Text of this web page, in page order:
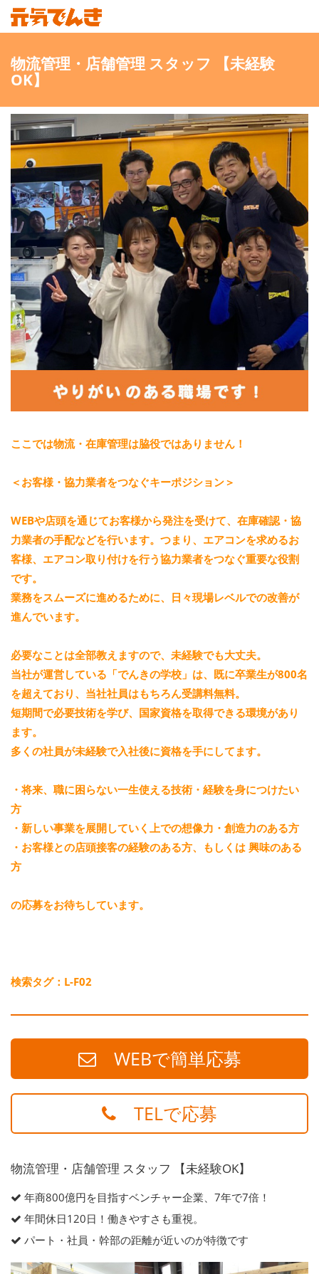
物流管理・店舗管理 スタッフ 【未経験
OK】
ここでは物流・在庫管理は脇役ではありません！
＜お客様・協力業者をつなぐキーポジション＞
WEBや店頭を通じてお客様から発注を受けて、在庫確認・協
力業者の手配などを行います。つまり、エアコンを求めるお
客様、エアコン取り付けを行う協力業者をつなぐ重要な役割
です。
業務をスムーズに進めるために、日々現場レベルでの改善が
進んでいます。
必要なことは全部教えますので、未経験でも大丈夫。
当社が運営している「でんきの学校」は、既に卒業生が800名
を超えており、当社社員はもちろん受講料無料。
短期間で必要技術を学び、国家資格を取得できる環境があり
ます。
多くの社員が未経験で入社後に資格を手にしてます。
・将来、職に困らない一生使える技術・経験を身につけたい
方
・新しい事業を展開していく上での想像力・創造力のある方
・お客様との店頭接客の経験のある方、もしくは 興味のある
方
の応募をお待ちしています。
検索タグ：L-F02
WEBで簡単応募
TELで応募
物流管理・店舗管理 スタッフ 【未経験OK】
年商800億円を目指すベンチャー企業、7年で7倍！
年間休日120日！働きやすさも重視。
パート・社員・幹部の距離が近いのが特徴です